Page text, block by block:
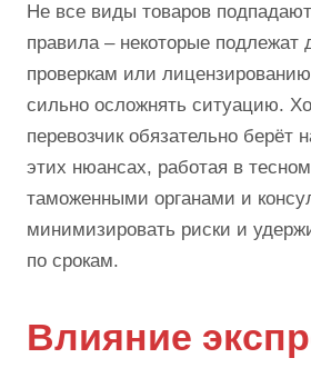
Не все виды товаров
правила – некоторые подлежат
проверкам или
сильно осложнять ситуацию.
перевозчик обязательно берёт
этих нюансах, работая в тесном
таможенными органами и
минимизировать риски и
по срокам.
Влияние